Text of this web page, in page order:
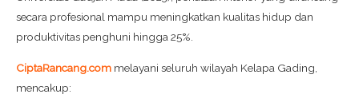
secara profesional mampu meningkatkan kualitas hidup dan
produktivitas penghuni hingga 25%.
CiptaRancang.com melayani seluruh wilayah Kelapa Gading,
mencakup: